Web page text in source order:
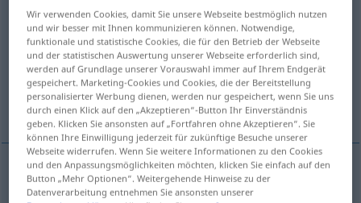
bitten
Übersicht aller Übersetzungen
(Für mehr Details die Übersetzung anklicken/antippen)
pyytää
pyytää(jemanden um etwasjoltakulta jtk
Wir verwenden Cookies, damit Sie unsere Webseite bestmöglich nutzen
und wir besser mit Ihnen kommunizieren können. Notwendige,
funktionale und statistische Cookies, die für den Betrieb der Webseite
und der statistischen Auswertung unserer Webseite erforderlich sind,
werden auf Grundlage unserer Vorauswahl immer auf Ihrem Endgerät
gespeichert. Marketing-Cookies und Cookies, die der Bereitstellung
personalisierter Werbung dienen, werden nur gespeichert, wenn Sie uns
durch einen Klick auf den „Akzeptieren“-Button Ihr Einverständnis
geben. Klicken Sie ansonsten auf „Fortfahren ohne Akzeptieren“. Sie
können Ihre Einwilligung jederzeit für zukünftige Besuche unserer
Webseite widerrufen. Wenn Sie weitere Informationen zu den Cookies
und den Anpassungsmöglichkeiten möchten, klicken Sie einfach auf den
Button „Mehr Optionen“. Weitergehende Hinweise zu der
Datenverarbeitung entnehmen Sie ansonsten unserer